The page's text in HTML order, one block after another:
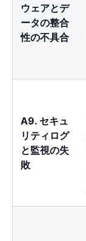
ウェアとデ
ータの整合
性の不具合
A9. セキュ
リティログ
と監視の失
敗